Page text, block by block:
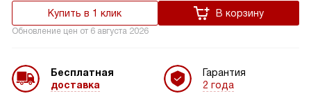
Купить в 1 клик
В корзину
Обновление цен от 6 августа 2026
Бесплатная
доставка
Гарантия
2 года